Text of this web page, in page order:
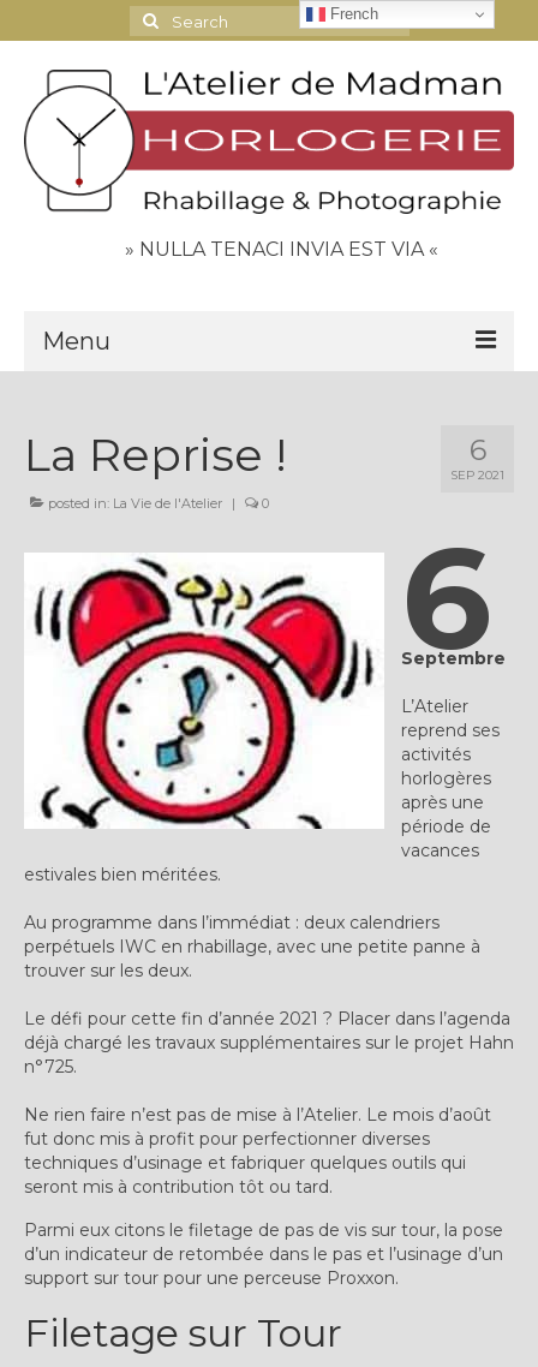
Search
for:
» NULLA TENACI INVIA EST VIA «
Menu
Contact
Espace Clients
Plus…
Sur l’Établi 2011 – 2022
Marques Suisses du XXe siècle
Grands Horlogers
Abraham-Louis Breguet
Christian Gottfried Hahn
Fabricants et poinçons
Outillage horloger
Témoignages
A Propos
6
SEP 2021
La Reprise !
posted in: La Vie de l'Atelier | 0
6
Septembre
L’Atelier
reprend ses
activités
horlogères
après une
période de
vacances
estivales bien méritées.
Au programme dans l’immédiat : deux calendriers
perpétuels IWC en rhabillage, avec une petite panne à
trouver sur les deux.
Le défi pour cette fin d’année 2021 ? Placer dans l’agenda
déjà chargé les travaux supplémentaires sur le projet Hahn
n°725.
Ne rien faire n’est pas de mise à l’Atelier. Le mois d’août
fut donc mis à profit pour perfectionner diverses
techniques d’usinage et fabriquer quelques outils qui
seront mis à contribution tôt ou tard.
Parmi eux citons le filetage de pas de vis sur tour, la pose
d’un indicateur de retombée dans le pas et l’usinage d’un
support sur tour pour une perceuse Proxxon.
Filetage sur Tour
French